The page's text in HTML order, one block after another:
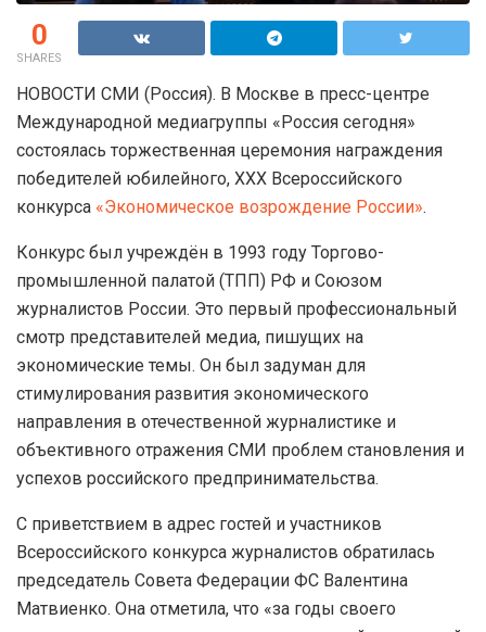
0
SHARES
НОВОСТИ СМИ (Россия). В Москве в пресс-центре
Международной медиагруппы «Россия сегодня»
состоялась торжественная церемония награждения
победителей юбилейного, XXX Всероссийского
конкурса «Экономическое возрождение России».
Конкурс был учреждён в 1993 году Торгово-
промышленной палатой (ТПП) РФ и Союзом
журналистов России. Это первый профессиональный
смотр представителей медиа, пишущих на
экономические темы. Он был задуман для
стимулирования развития экономического
направления в отечественной журналистике и
объективного отражения СМИ проблем становления и
успехов российского предпринимательства.
С приветствием в адрес гостей и участников
Всероссийского конкурса журналистов обратилась
председатель Совета Федерации ФС Валентина
Матвиенко. Она отметила, что «за годы своего